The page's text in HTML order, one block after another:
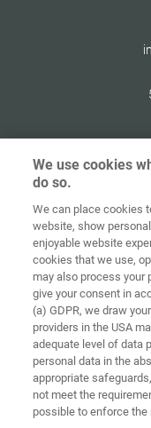
Indítóképernyő
Általános
Üzleti
Feltételek
We use cookies
do so.
We can place cookies
website, show
enjoyable website
cookies that we use,
may also process your
give your consent in
(a) GDPR, we draw
providers in the USA
adequate level of data
personal data in the
appropriate
not meet the
possible to enforce